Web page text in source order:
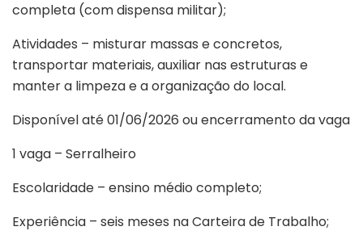
completa (com dispensa militar);
Atividades – misturar massas e concretos,
transportar materiais, auxiliar nas estruturas e
manter a limpeza e a organização do local.
Disponível até 01/06/2026 ou encerramento da vaga
1 vaga – Serralheiro
Escolaridade – ensino médio completo;
Experiência – seis meses na Carteira de Trabalho;